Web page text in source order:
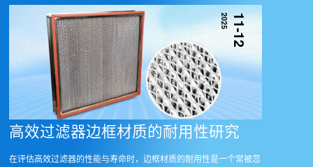
11-12
2025
高效过滤器边框材质的耐用性研究​
在评估高效过滤器的性能与寿命时，边框材质的耐用性是一个常被忽